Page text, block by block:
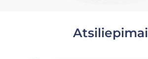
Atsiliepimai